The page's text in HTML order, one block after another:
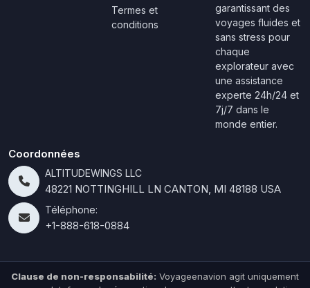
Termes et
conditions
garantissant des
voyages fluides et
sans stress pour
chaque
explorateur avec
une assistance
experte 24h/24 et
7j/7 dans le
monde entier.
Coordonnées
ALTITUDEWINGS LLC
48221 NOTTINGHILL LN CANTON, MI 48188 USA
Téléphone:
+1-888-618-0884
Clause de non-responsabilité: Voyageenavion agit uniquement